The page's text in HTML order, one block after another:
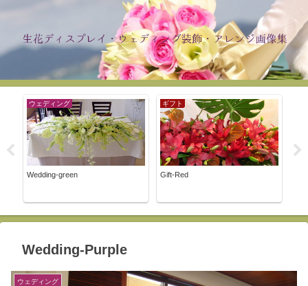
ウェディング
Wedding-green
ギフト
Gift-Red
Wedding-Purple
ウェディング